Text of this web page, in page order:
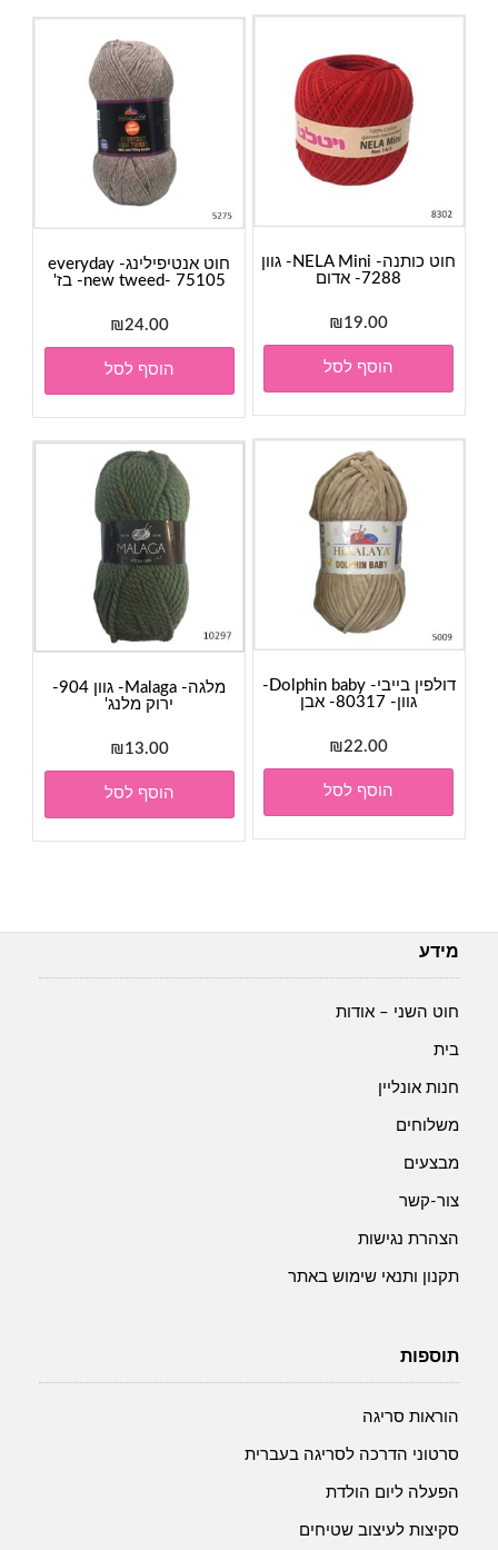
חוט כותנה- NELA Mini- גוון
7288- אדום
₪19.00
הוסף לסל
חוט אנטיפילינג- everyday
new tweed- 75105- בז'
₪24.00
הוסף לסל
דולפין בייבי- Dolphin baby-
גוון- 80317- אבן
₪22.00
הוסף לסל
מלגה- Malaga- גוון 904-
ירוק מלנג'
₪13.00
הוסף לסל
מידע
חוט השני – אודות
בית
חנות אונליין
משלוחים
מבצעים
צור-קשר
הצהרת נגישות
תקנון ותנאי שימוש באתר
תוספות
הוראות סריגה
סרטוני הדרכה לסריגה בעברית
הפעלה ליום הולדת
סקיצות לעיצוב שטיחים